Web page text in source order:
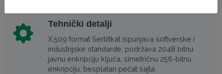
Tehnički detalji
X.509 format Sertifikat ispunjava softverske i
industrijske standarde, podržava 2048 bitnu
javnu enkripciju ključa, simetričnu 256-bitnu
enkripciju, besplatan pečat sajta.